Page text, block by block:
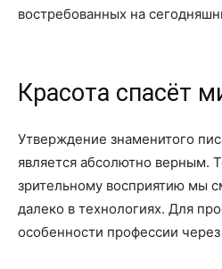
востребованных на
Красота спасёт
Утверждение знаменитого
является абсолютно верным.
зрительному восприятию мы
далеко в технологиях. Для
особенности профессии